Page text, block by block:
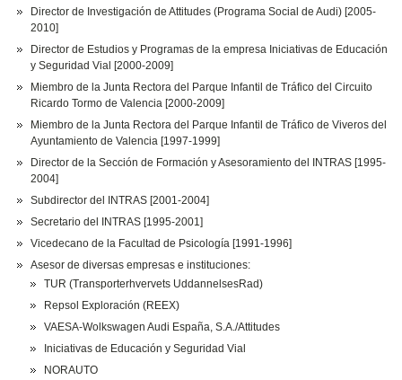
Director de Investigación de Attitudes (Programa Social de Audi) [2005-
2010]
Director de Estudios y Programas de la empresa Iniciativas de Educación
y Seguridad Vial [2000-2009]
Miembro de la Junta Rectora del Parque Infantil de Tráfico del Circuito
Ricardo Tormo de Valencia [2000-2009]
Miembro de la Junta Rectora del Parque Infantil de Tráfico de Viveros del
Ayuntamiento de Valencia [1997-1999]
Director de la Sección de Formación y Asesoramiento del INTRAS [1995-
2004]
Subdirector del INTRAS [2001-2004]
Secretario del INTRAS [1995-2001]
Vicedecano de la Facultad de Psicología [1991-1996]
Asesor de diversas empresas e instituciones:
TUR (Transporterhvervets UddannelsesRad)
Repsol Exploración (REEX)
VAESA-Wolkswagen Audi España, S.A./Attitudes
Iniciativas de Educación y Seguridad Vial
NORAUTO